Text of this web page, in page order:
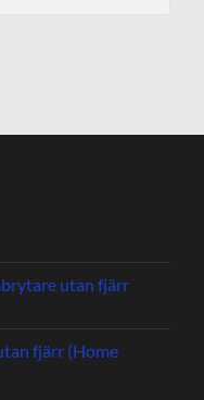
utan fjärr
fjärr (Home